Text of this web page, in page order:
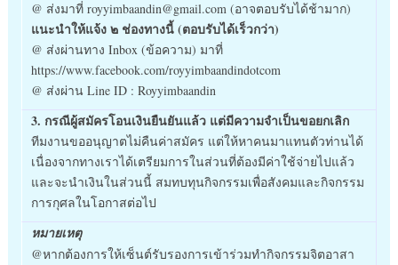
@ ส่งมาที่ royyimbaandin@gmail.com (อาจตอบรับได้ช้ามาก)
แนะนำให้แจ้ง ๒ ช่องทางนี้ (ตอบรับได้เร็วกว่า)
@ ส่งผ่านทาง Inbox (ข้อความ) มาที่
https://www.facebook.com/royyimbaandindotcom
@ ส่งผ่าน Line ID : Royyimbaandin
3. กรณีผู้สมัครโอนเงินยืนยันแล้ว แต่มีความจำเป็นขอยกเลิก
ทีมงานขออนุญาตไม่คืนค่าสมัคร แต่ให้หาคนมาแทนตัวท่านได้
เนื่องจากทางเราได้เตรียมการในส่วนที่ต้องมีค่าใช้จ่ายไปแล้ว
และจะนำเงินในส่วนนี้ สมทบทุนกิจกรรมเพื่อสังคมและกิจกรรม
การกุศลในโอกาสต่อไป
หมายเหตุ
@หากต้องการให้เซ็นต์รับรองการเข้าร่วมทำกิจกรรมจิตอาสา